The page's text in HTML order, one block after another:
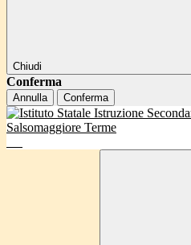
Chiudi
Conferma
Annulla Conferma